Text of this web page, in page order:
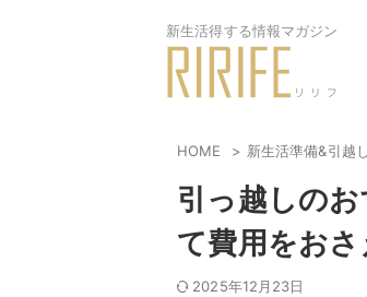
新生活得する情報マガジン
HOME 新生活準備&引越し
引っ越しの
て費用をおさ
2025年12月23日